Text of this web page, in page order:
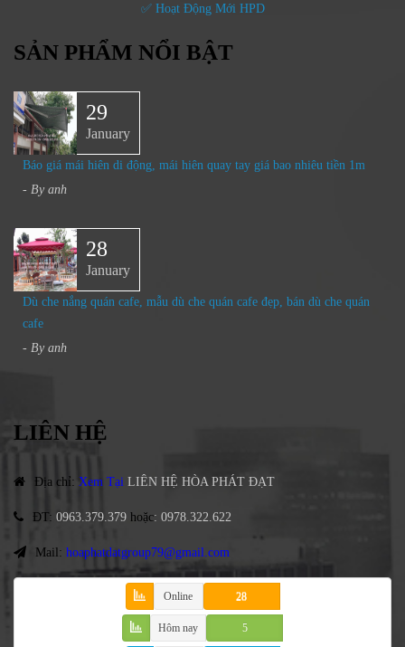
✅ Hoạt Động Mới HPD
SẢN PHẨM NỔI BẬT
29
January
Báo giá mái hiên di động, mái hiên quay tay giá bao nhiêu tiền 1m
- By anh
28
January
Dù che nắng quán cafe, mẫu dù che quán cafe đẹp, bán dù che quán
cafe
- By anh
LIÊN HỆ
Địa chỉ: Xem Tại LIÊN HỆ HÒA PHÁT ĐẠT
ĐT: 0963.379.379 hoặc: 0978.322.622
Mail: hoaphatdatgroup79@gmail.com
Online 28
Hôm nay 5